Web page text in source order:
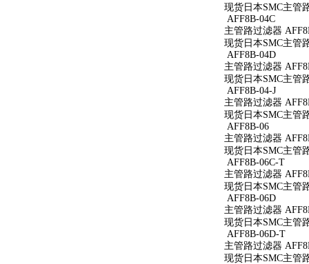
现货日本SMC主管
AFF8B-04C
主管路过滤器
现货日本SMC主管
AFF8B-04D
主管路过滤器
现货日本SMC主管
AFF8B-04-J
主管路过滤器
现货日本SMC主管
AFF8B-06
主管路过滤器
现货日本SMC主管
AFF8B-06C-T
主管路过滤器
现货日本SMC主管
AFF8B-06D
主管路过滤器
现货日本SMC主管
AFF8B-06D-T
主管路过滤器
现货日本SMC主管